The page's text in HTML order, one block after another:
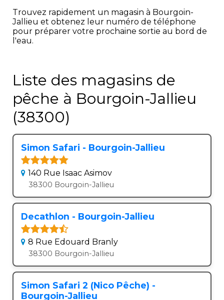
Trouvez rapidement un magasin à Bourgoin-
Jallieu et obtenez leur numéro de téléphone
pour préparer votre prochaine sortie au bord de
l'eau.
Liste des magasins de
pêche à Bourgoin-Jallieu
(38300)
Simon Safari - Bourgoin-Jallieu
140 Rue Isaac Asimov
38300 Bourgoin-Jallieu
Decathlon - Bourgoin-Jallieu
8 Rue Edouard Branly
38300 Bourgoin-Jallieu
Simon Safari 2 (Nico Pêche) -
Bourgoin-Jallieu